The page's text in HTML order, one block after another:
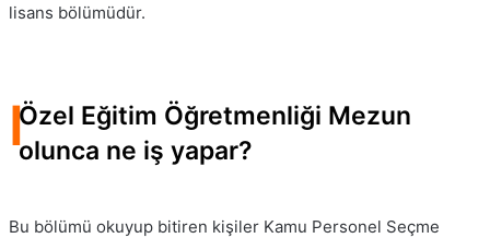
lisans bölümüdür.
IÖzel Eğitim Öğretmenliği Mezun
olunca ne iş yapar?
Bu bölümü okuyup bitiren kişiler Kamu Personel Seçme